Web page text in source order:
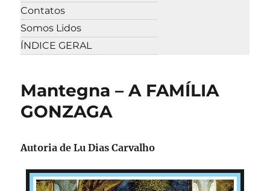
Contatos
Somos Lidos
ÍNDICE GERAL
Mantegna – A FAMÍLIA
GONZAGA
Autoria de Lu Dias Carvalho